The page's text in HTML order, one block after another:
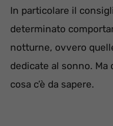
In particolare il
determinato
notturne, ovvero
dedicate al sonno. Ma
cosa c’è da sapere.